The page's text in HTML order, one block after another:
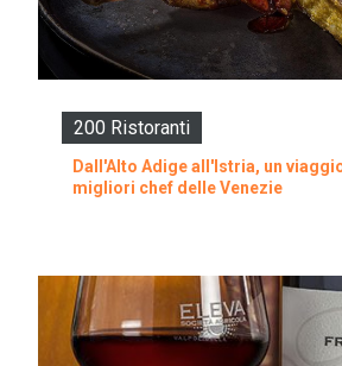
200 Ristoranti
Dall'Alto Adige all'Istria, un
migliori chef delle Venezie